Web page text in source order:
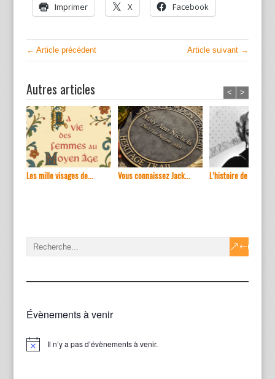
Imprimer X Facebook
← Article précédent Article suivant →
Autres articles
Les mille visages de... Vous connaissez Jack... L’histoire de ...
< >
Évènements à venir
Notice Il n’y a pas d’évènements à venir.